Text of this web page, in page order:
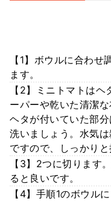
【1】ボウルに合わ
ます。
【2】ミニトマトは
ーパーや乾いた清潔
ヘタが付いていた部
洗いましょう。水気
ですので、しっかりと
【3】2つに切ります
ると良いです。
【4】手順1のボウル